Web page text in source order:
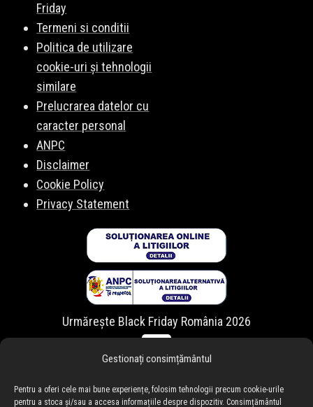
Gestionați consimțământul
Pentru a oferi cele mai bune experiențe, folosim tehnologii precum cookie-urile
pentru a stoca și/sau a accesa informațiile despre dispozitiv. Consimțământul
Friday
Termeni si conditii
Politica de utilizare
cookie-uri și tehnologii
similare
Prelucrarea datelor cu
caracter personal
ANPC
Disclaimer
Cookie Policy
Privacy Statement
Urmărește Black Friday România 2026